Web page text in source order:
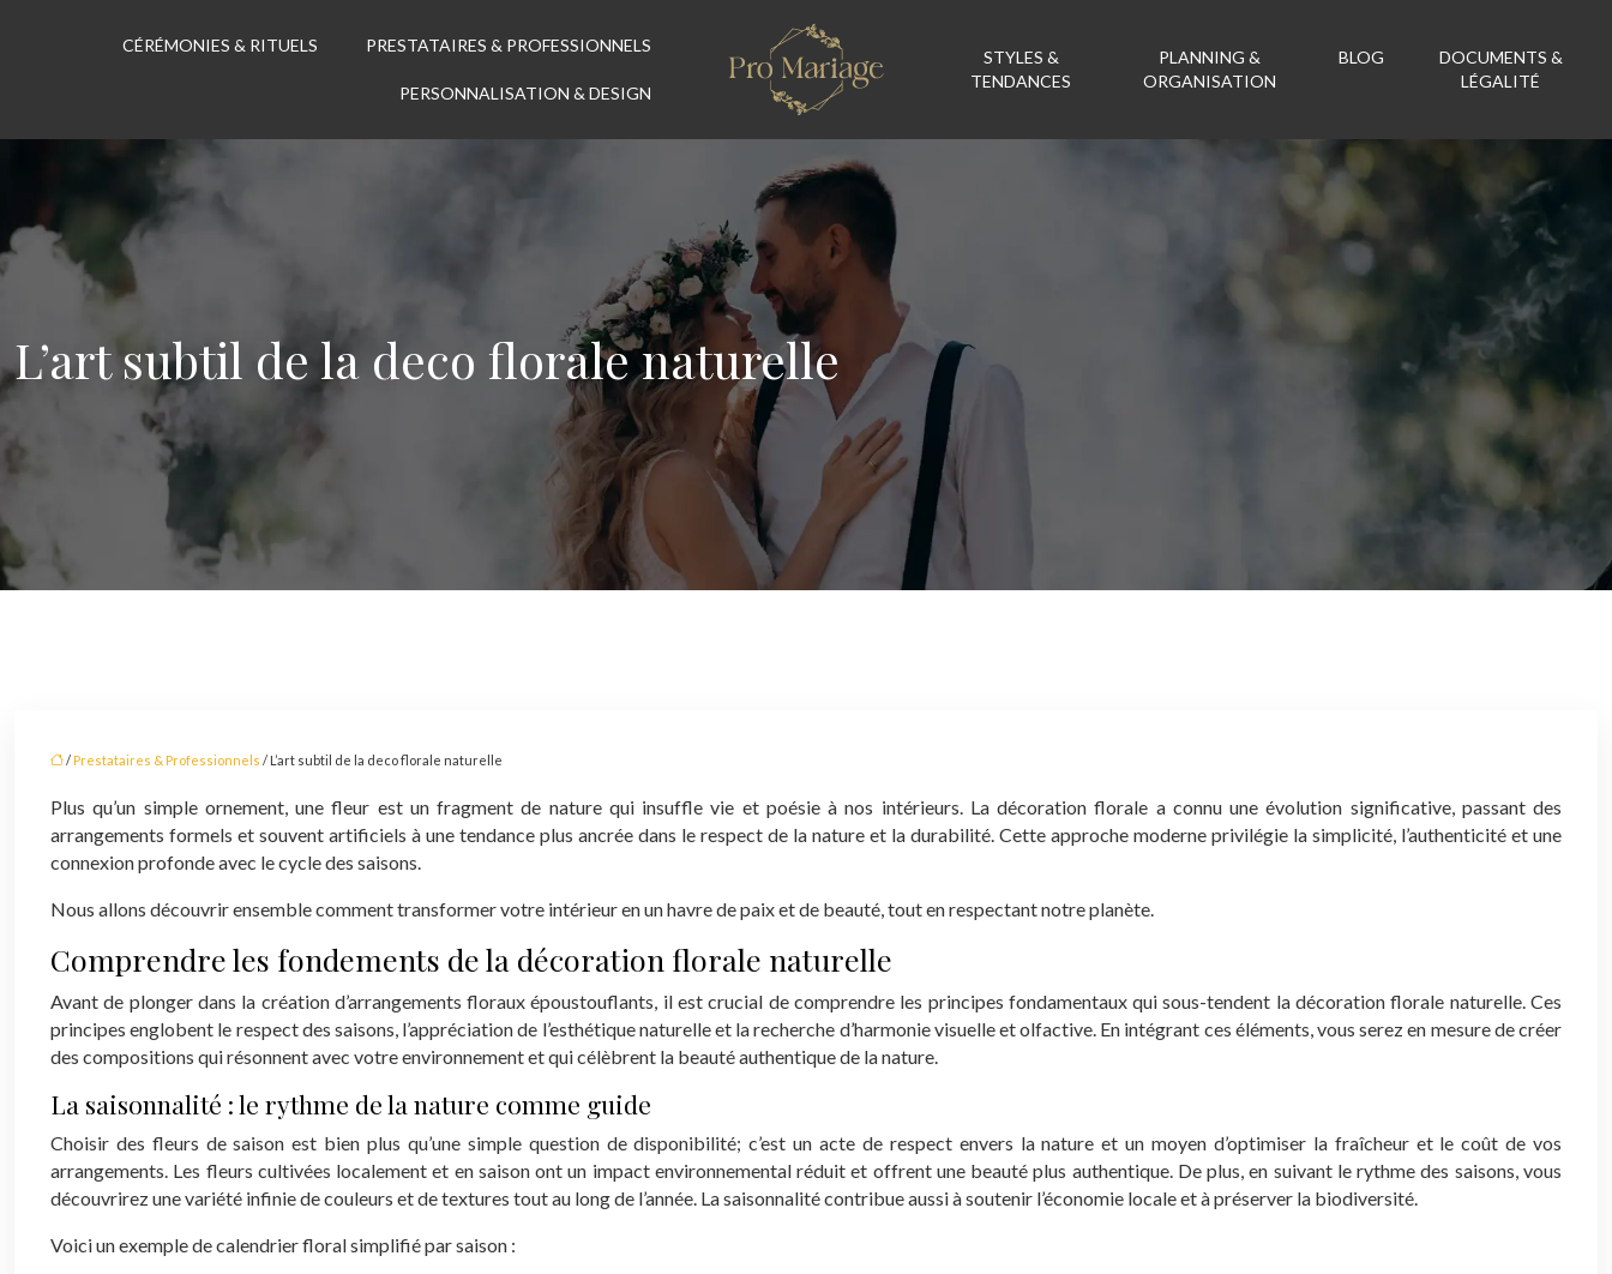
PRESTATAIRES & PROFESSIONNELS
CÉRÉMONIES & RITUELS
PERSONNALISATION & DESIGN
STYLES &
TENDANCES
PLANNING &
ORGANISATION
BLOG
DOCUMENTS &
LÉGALITÉ
L’art subtil de la deco florale naturelle
/ Prestataires & Professionnels / L’art subtil de la deco florale naturelle
Plus qu’un simple ornement, une fleur est un fragment de nature qui insuffle vie et poésie à nos intérieurs. La décoration florale a connu une évolution significative, passant des
arrangements formels et souvent artificiels à une tendance plus ancrée dans le respect de la nature et la durabilité. Cette approche moderne privilégie la simplicité, l’authenticité et une
connexion profonde avec le cycle des saisons.
Nous allons découvrir ensemble comment transformer votre intérieur en un havre de paix et de beauté, tout en respectant notre planète.
Comprendre les fondements de la décoration florale naturelle
Avant de plonger dans la création d’arrangements floraux époustouflants, il est crucial de comprendre les principes fondamentaux qui sous-tendent la décoration florale naturelle. Ces
principes englobent le respect des saisons, l’appréciation de l’esthétique naturelle et la recherche d’harmonie visuelle et olfactive. En intégrant ces éléments, vous serez en mesure de créer
des compositions qui résonnent avec votre environnement et qui célèbrent la beauté authentique de la nature.
La saisonnalité : le rythme de la nature comme guide
Choisir des fleurs de saison est bien plus qu’une simple question de disponibilité; c’est un acte de respect envers la nature et un moyen d’optimiser la fraîcheur et le coût de vos
arrangements. Les fleurs cultivées localement et en saison ont un impact environnemental réduit et offrent une beauté plus authentique. De plus, en suivant le rythme des saisons, vous
découvrirez une variété infinie de couleurs et de textures tout au long de l’année. La saisonnalité contribue aussi à soutenir l’économie locale et à préserver la biodiversité.
Voici un exemple de calendrier floral simplifié par saison :